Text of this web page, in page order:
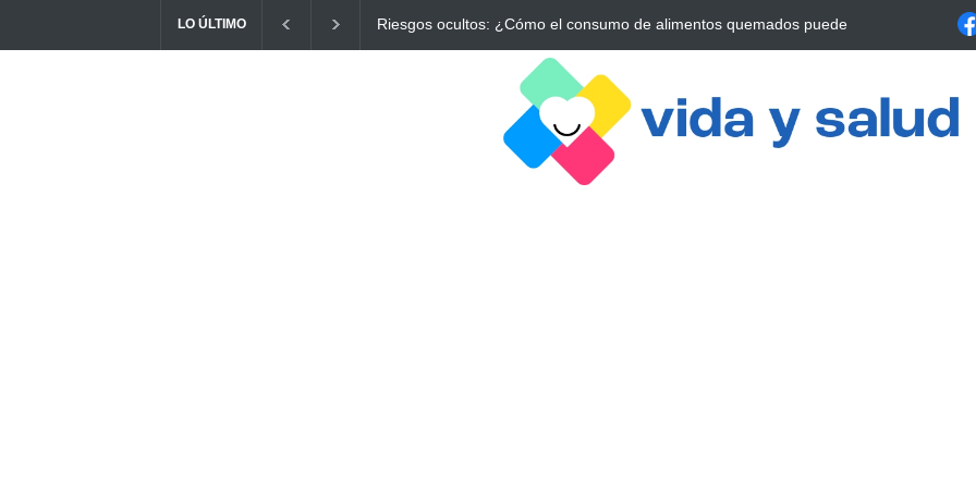
LO ÚLTIMO Ayuno Digital: La Estrategia Esencial para Mejorar tu Bienestar La conexión vital